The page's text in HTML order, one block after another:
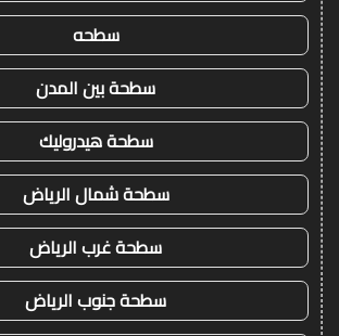
سطحه
سطحة بين المدن
سطحة هيدروليك
سطحة شمال الرياض
سطحة غرب الرياض
سطحة جنوب الرياض